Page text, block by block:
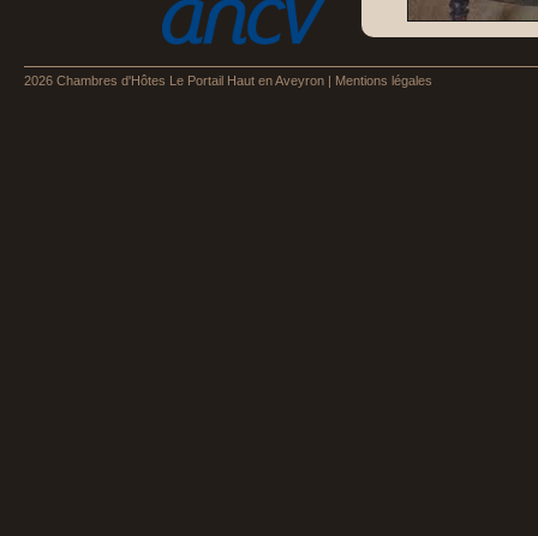
2026 Chambres d'Hôtes Le Portail Haut en Aveyron Mentions légales